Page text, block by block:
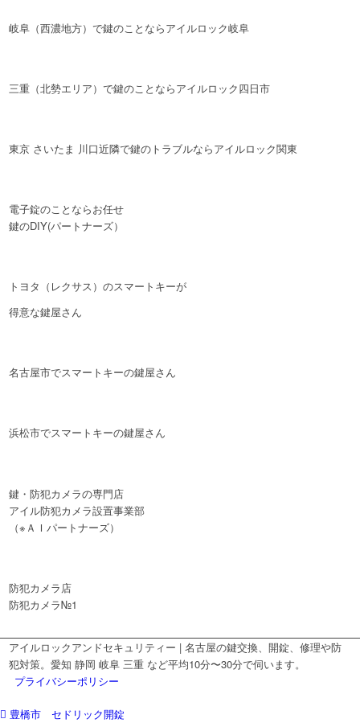
岐阜（西濃地方）で鍵のことならアイルロック岐阜
三重（北勢エリア）で鍵のことならアイルロック四日市
東京 さいたま 川口近隣で鍵のトラブルならアイルロック関東
電子錠のことならお任せ
鍵のDIY(パートナーズ）
トヨタ（レクサス）のスマートキーが
得意な鍵屋さん
名古屋市でスマートキーの鍵屋さん
浜松市でスマートキーの鍵屋さん
鍵・防犯カメラの専門店
アイル防犯カメラ設置事業部
（※ＡＩパートナーズ）
防犯カメラ店
防犯カメラ№1
アイルロックアンドセキュリティー | 名古屋の鍵交換、開錠、修理や防
犯対策。愛知 静岡 岐阜 三重 など平均10分〜30分で伺います。
プライバシーポリシー
豊橋市 セドリック開錠